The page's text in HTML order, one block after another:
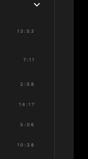
13:53
7:11
2:58
14:17
5:06
10:38